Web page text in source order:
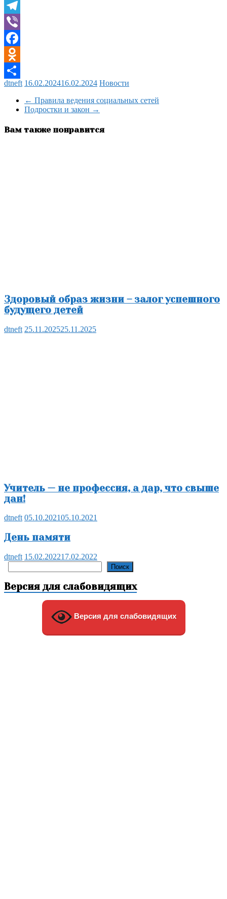
WhatsApp
Telegram
Viber
Facebook
Odnoklassniki
Отправить
dtneft 16.02.202416.02.2024 Новости
← Правила ведения социальных сетей
Подростки и закон →
Вам также понравится
Здоровый образ жизни – залог успешного
будущего детей
dtneft 25.11.202525.11.2025
Учитель — не профессия, а дар, что свыше
дан!
dtneft 05.10.202105.10.2021
День памяти
dtneft 15.02.202217.02.2022
Поиск
Версия для слабовидящих
Версия для слабовидящих